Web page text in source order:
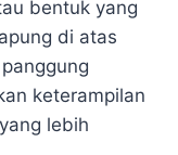
bentuk yang
di atas
keterampilan
lebih